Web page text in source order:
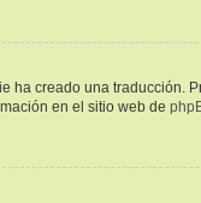
creado una traducción.
en el sitio web de